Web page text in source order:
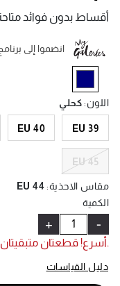
أقساط بدون فوائد
انضموا إلى
selectedاللون:كحلي
EU 39
EU 40
EU 45
مقاس الاحذية:
EU 44
الكمية
-
+
.أسرع! قطعتان
دليل القياسات